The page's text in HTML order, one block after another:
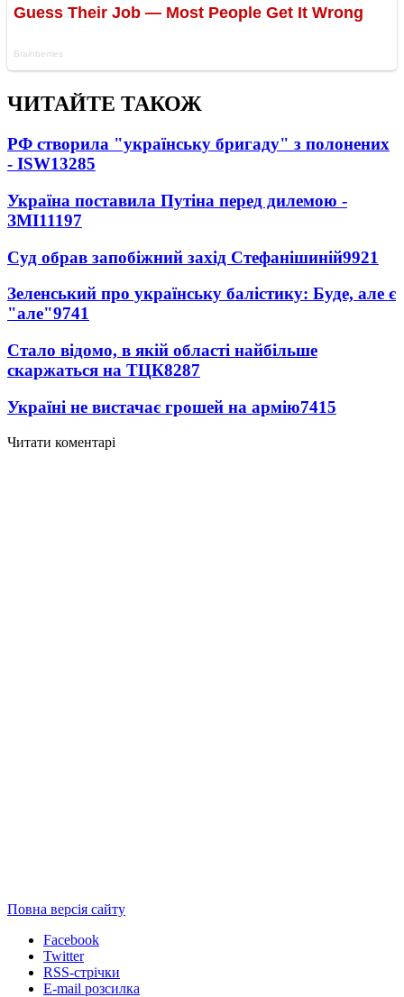
ЧИТАЙТЕ ТАКОЖ
РФ створила "українську бригаду" з полонених
- ISW13285
Україна поставила Путіна перед дилемою -
ЗМІ11197
Суд обрав запобіжний захід Стефанішиній9921
Зеленський про українську балістику: Буде, але є
"але"9741
Стало відомо, в якій області найбільше
скаржаться на ТЦК8287
Україні не вистачає грошей на армію7415
Читати коментарі
Повна версія сайту
Facebook
Twitter
RSS-стрічки
E-mail розсилка